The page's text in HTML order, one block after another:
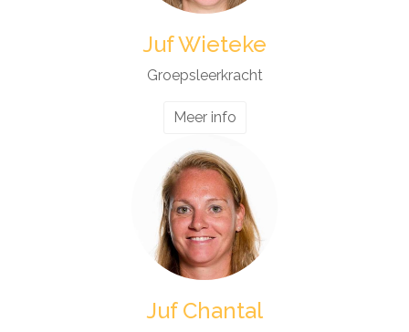
Juf Wieteke
Groepsleerkracht
Meer info
Juf Chantal